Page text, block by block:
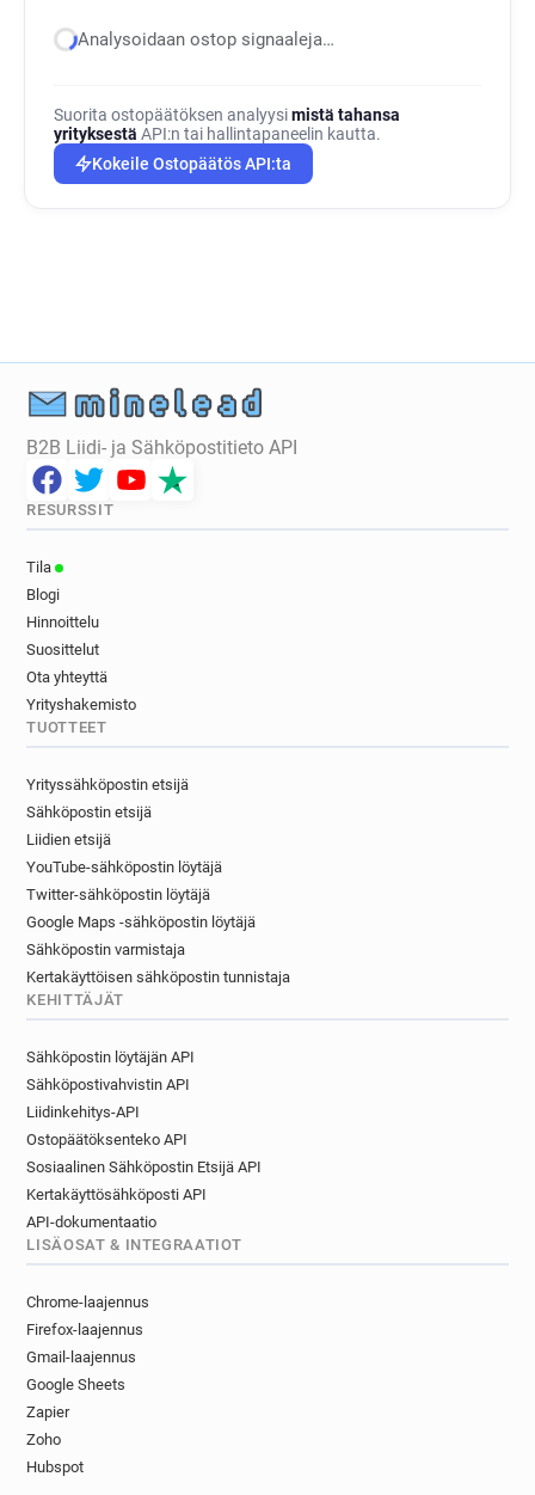
Analysoidaan ostop signaaleja…
Suorita ostopäätöksen analyysimistä tahansa
yrityksestä API:n tai hallintapaneelin kautta.
Kokeile Ostopäätös API:ta
B2B Liidi- ja Sähköpostitieto API
RESURSSIT
Tila
Blogi
Hinnoittelu
Suosittelut
Ota yhteyttä
Yrityshakemisto
TUOTTEET
Yrityssähköpostin etsijä
Sähköpostin etsijä
Liidien etsijä
YouTube-sähköpostin löytäjä
Twitter-sähköpostin löytäjä
Google Maps -sähköpostin löytäjä
Sähköpostin varmistaja
Kertakäyttöisen sähköpostin tunnistaja
KEHITTÄJÄT
Sähköpostin löytäjän API
Sähköpostivahvistin API
Liidinkehitys-API
Ostopäätöksenteko API
Sosiaalinen Sähköpostin Etsijä API
Kertakäyttösähköposti API
API-dokumentaatio
LISÄOSAT & INTEGRAATIOT
Chrome-laajennus
Firefox-laajennus
Gmail-laajennus
Google Sheets
Zapier
Zoho
Hubspot